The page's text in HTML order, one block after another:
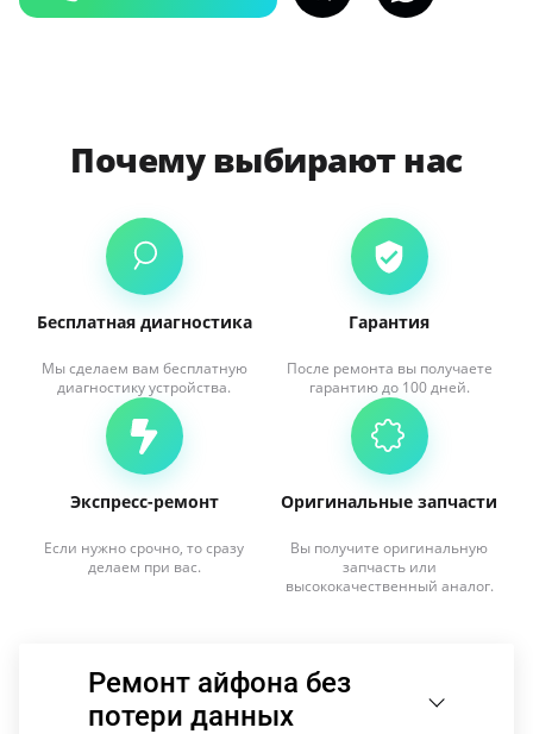
Почему выбирают нас
Бесплатная диагностика
Мы сделаем вам бесплатную
диагностику устройства.
Гарантия
После ремонта вы получаете
гарантию до 100 дней.
Экспресс-ремонт
Если нужно срочно, то сразу
делаем при вас.
Оригинальные запчасти
Вы получите оригинальную
запчасть или
высококачественный аналог.
Ремонт айфона без
потери данных